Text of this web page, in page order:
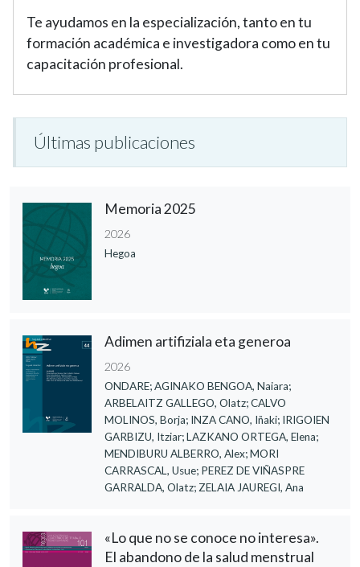
Te ayudamos en la especialización, tanto en tu
formación académica e investigadora como en tu
capacitación profesional.
Últimas publicaciones
Memoria 2025
2026
Hegoa
Adimen artifiziala eta generoa
2026
ONDARE; AGINAKO BENGOA, Naiara;
ARBELAITZ GALLEGO, Olatz; CALVO
MOLINOS, Borja; INZA CANO, Iñaki; IRIGOIEN
GARBIZU, Itziar; LAZKANO ORTEGA, Elena;
MENDIBURU ALBERRO, Alex; MORI
CARRASCAL, Usue; PEREZ DE VIÑASPRE
GARRALDA, Olatz; ZELAIA JAUREGI, Ana
«Lo que no se conoce no interesa».
El abandono de la salud menstrual